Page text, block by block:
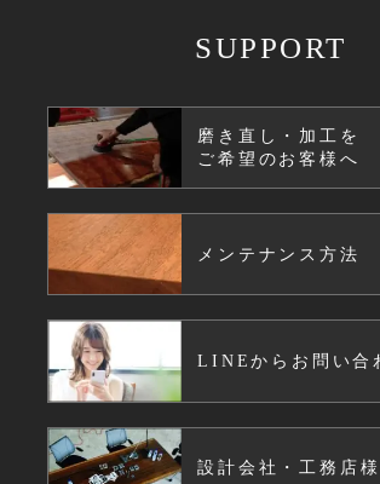
SUPPORT
磨き直し・加工を
ご希望のお客様へ
メンテナンス方法
LINEからお問い合
設計会社・工務店様